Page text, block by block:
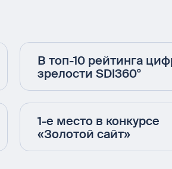
В топ-10 рейтинга
зрелости SDI360°
1-е место в конкурсе
«Золотой сайт»